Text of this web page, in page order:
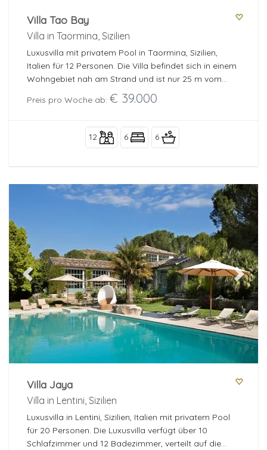
Optional
Mehr Filter
Zuletzt aufgerufen (0)
In Strandnähe (9)
Discounts(3)
Villa Tao Bay
Villa in Taormina, Sizilien
Luxusvilla mit privatem Pool in Taormina, Sizilien,
Italien für 12 Personen. Die Villa befindet sich in einem
Wohngebiet nah am Strand und ist nur 25 m vom
Preis pro Woche ab: € 39.000
12 6 6
Previous Next
Villa Jaya
Villa in Lentini, Sizilien
Luxusvilla in Lentini, Sizilien, Italien mit privatem Pool
für 20 Personen. Die Luxusvilla verfügt über 10
Schlafzimmer und 12 Badezimmer, verteilt auf die